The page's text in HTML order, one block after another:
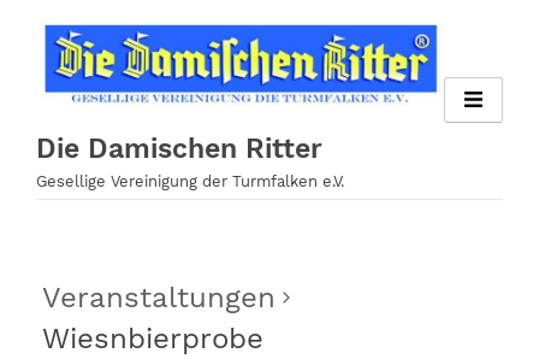
Inhalt
springen
Die Damischen Ritter
Gesellige Vereinigung der Turmfalken e.V.
Veranstaltungen
Wiesnbierprobe